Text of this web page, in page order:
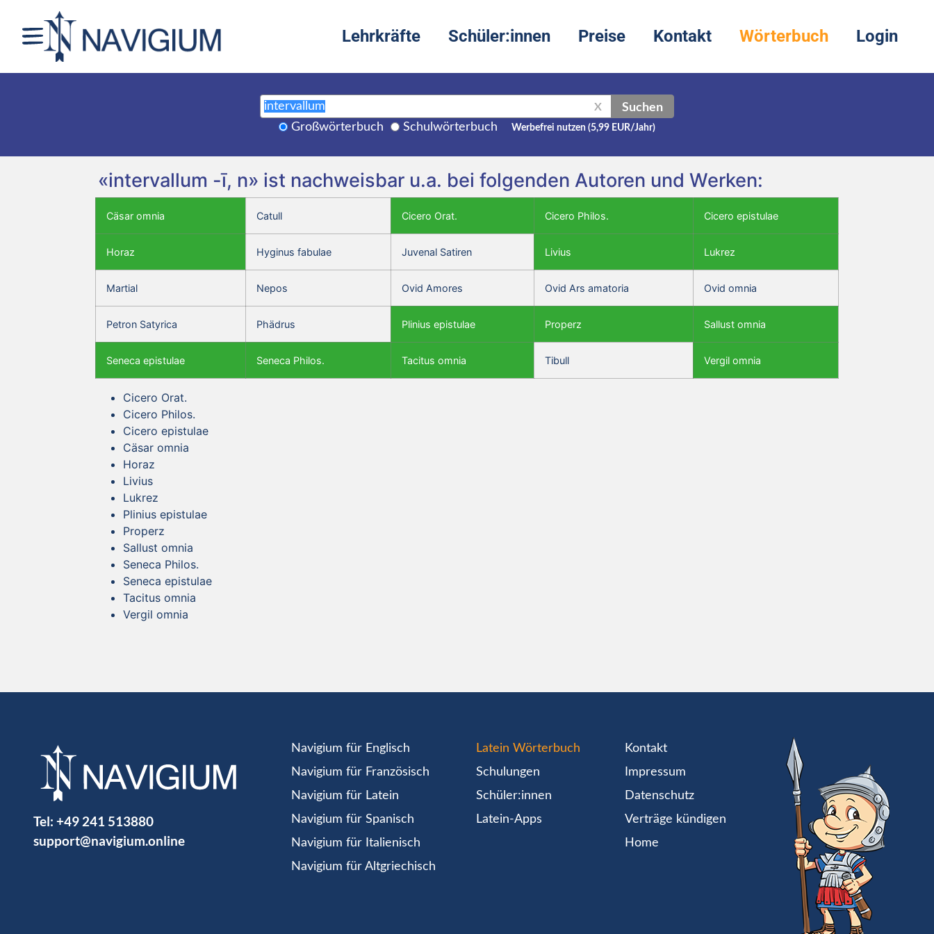
Lehrkräfte Schüler:innen Preise Kontakt Wörterbuch Login
X Suchen
Großwörterbuch Schulwörterbuch Werbefrei nutzen (5,99 EUR/Jahr)
«intervallum -ī, n» ist nachweisbar u.a. bei folgenden Autoren und Werken:
Cäsar omnia Catull Cicero Orat. Cicero Philos. Cicero epistulae
Horaz Hyginus fabulae Juvenal Satiren Livius Lukrez
Martial Nepos Ovid Amores Ovid Ars amatoria Ovid omnia
Petron Satyrica Phädrus Plinius epistulae Properz Sallust omnia
Seneca epistulae Seneca Philos. Tacitus omnia Tibull Vergil omnia
Cicero Orat.
Cicero Philos.
Cicero epistulae
Cäsar omnia
Horaz
Livius
Lukrez
Plinius epistulae
Properz
Sallust omnia
Seneca Philos.
Seneca epistulae
Tacitus omnia
Vergil omnia
Tel: +49 241 513880
support@navigium.online
Navigium für Englisch
Navigium für Französisch
Navigium für Latein
Navigium für Spanisch
Navigium für Italienisch
Navigium für Altgriechisch
Latein Wörterbuch
Schulungen
Schüler:innen
Latein-Apps
Kontakt
Impressum
Datenschutz
Verträge kündigen
Home